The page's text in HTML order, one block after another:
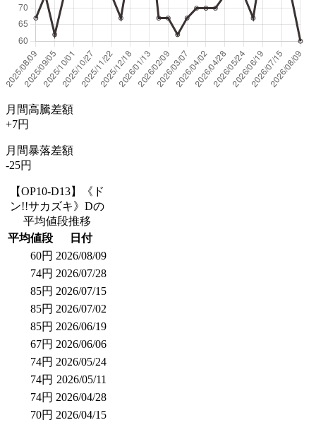
月間高騰差額
+7円
月間暴落差額
-25円
【OP10-D13】《ド
ン!!サカズキ》Dの
平均値段推移
平均値段
日付
60円 2026/08/09
74円 2026/07/28
85円 2026/07/15
85円 2026/07/02
85円 2026/06/19
67円 2026/06/06
74円 2026/05/24
74円 2026/05/11
74円 2026/04/28
70円 2026/04/15